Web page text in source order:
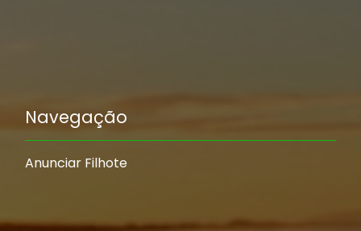
Navegação
Anunciar Filhote